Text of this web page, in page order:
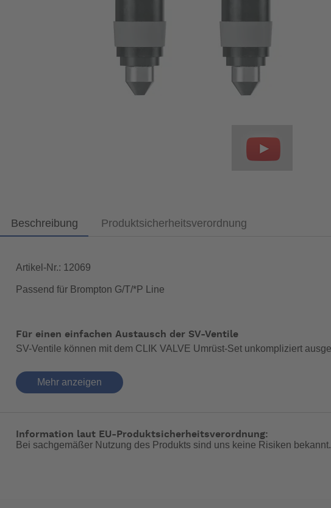
Beschreibung Produktsicherheitsverordnung
Artikel-Nr.: 12069
Passend für Brompton G/T/*P Line
Für einen einfachen Austausch der SV-Ventile
SV-Ventile können mit dem CLIK VALVE Umrüst-Set unkompliziert
Einfaches Umrüstung auf das Clik Valve System
2 Ventileinsätze SV
1 Ventilschlüssel
Mehr anzeigen
Information laut EU-Produktsicherheitsverordnung:
Bei sachgemäßer Nutzung des Produkts sind uns keine Risiken bekannt.